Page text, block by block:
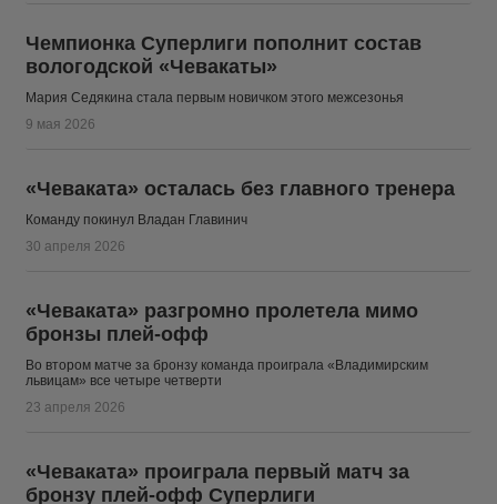
Чемпионка Суперлиги пополнит состав
вологодской «Чевакаты»
Мария Седякина стала первым новичком этого межсезонья
9 мая 2026
«Чеваката» осталась без главного тренера
Команду покинул Владан Главинич
30 апреля 2026
«Чеваката» разгромно пролетела мимо
бронзы плей-офф
Во втором матче за бронзу команда проиграла «Владимирским
львицам» все четыре четверти
23 апреля 2026
«Чеваката» проиграла первый матч за
бронзу плей-офф Суперлиги